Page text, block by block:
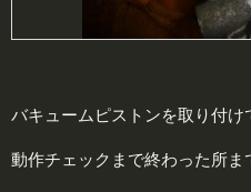
バキュームピストンを取り付け
動作チェックまで終わった所ま